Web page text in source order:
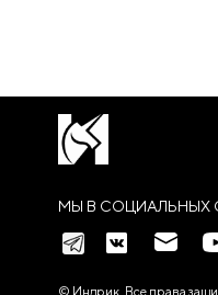
МЫ В СОЦИАЛЬНЫХ
© Индрик. Все права